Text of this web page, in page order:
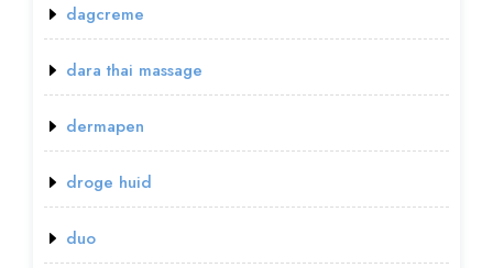
dagcreme
dara thai massage
dermapen
droge huid
duo